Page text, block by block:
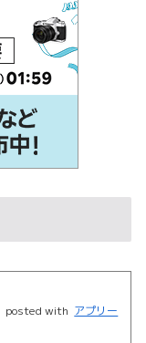
posted with アプリー